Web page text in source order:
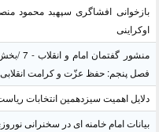
بازخوانی افشاگری سپهبد محمود
اوکراینی
فصل پنجم: حفظ عزّت و کرامت انقلابی
دلایل اهمیت سیزدهمین انتخابات
بیانات امام خامنه ای در سخنرانی